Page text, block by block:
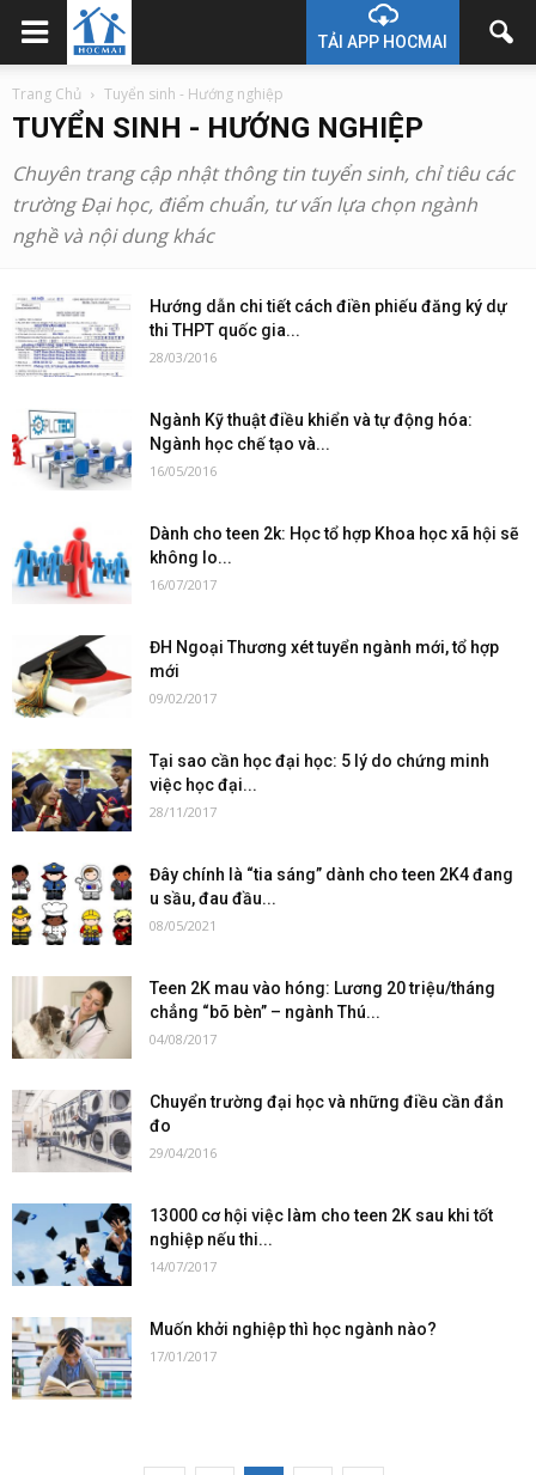
TẢI APP HOCMAI
Trang Chủ Tuyển sinh - Hướng nghiệp
TUYỂN SINH - HƯỚNG NGHIỆP
Chuyên trang cập nhật thông tin tuyển sinh, chỉ tiêu các
trường Đại học, điểm chuẩn, tư vấn lựa chọn ngành
nghề và nội dung khác
Hướng dẫn chi tiết cách điền phiếu đăng ký dự
thi THPT quốc gia...
28/03/2016
Ngành Kỹ thuật điều khiển và tự động hóa:
Ngành học chế tạo và...
16/05/2016
Dành cho teen 2k: Học tổ hợp Khoa học xã hội sẽ
không lo...
16/07/2017
ĐH Ngoại Thương xét tuyển ngành mới, tổ hợp
mới
09/02/2017
Tại sao cần học đại học: 5 lý do chứng minh
việc học đại...
28/11/2017
Đây chính là “tia sáng” dành cho teen 2K4 đang
u sầu, đau đầu...
08/05/2021
Teen 2K mau vào hóng: Lương 20 triệu/tháng
chẳng “bõ bèn” – ngành Thú...
04/08/2017
Chuyển trường đại học và những điều cần đắn
đo
29/04/2016
13000 cơ hội việc làm cho teen 2K sau khi tốt
nghiệp nếu thi...
14/07/2017
Muốn khởi nghiệp thì học ngành nào?
17/01/2017